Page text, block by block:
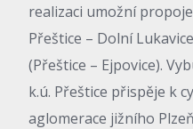
realizaci umožní
Přeštice – Dolní
(Přeštice – Ejpovice).
k.ú. Přeštice přispěje k
aglomerace jižního